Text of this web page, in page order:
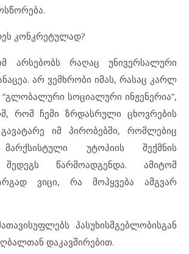
კონკრეტულად?
არსებობს რაღაც უნივერსალური
არ ვემხრობი იმას, რასაც კარლ
სოციალური ინჟენერია”,
რომ ჩემი ზრდასრული ცხოვრების
იმ პირობებში, რომლებიც
უტოპიის შექმნის
წარმოადგენდა. ამიტომ
ვიცი, რა მოჰყვება ამგვარ
პასუხისმგებლობისგან
დაკავშირებით.